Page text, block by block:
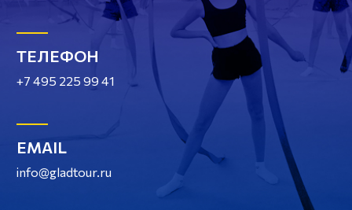
ТЕЛЕФОН
+7 495 225 99 41
EMAIL
info@gladtour.ru